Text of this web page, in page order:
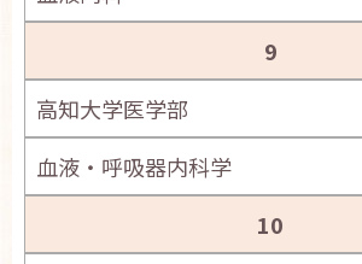
9
高知大学医学部
血液・呼吸器内科学
10